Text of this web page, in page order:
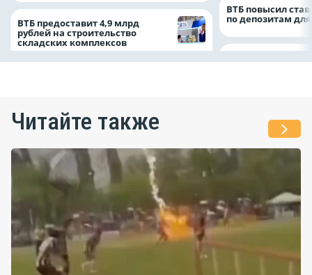
ВТБ предоставит 4,9 млрд
рублей на строительство
складских комплексов
ВТБ повысил
по депозитам
Читайте также